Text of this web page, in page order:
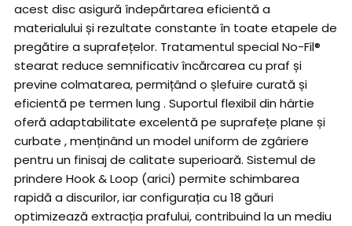
acest disc asigură îndepărtarea eficientă a
materialului și rezultate constante în toate etapele de
pregătire a suprafețelor. Tratamentul special No-Fil®
stearat reduce semnificativ încărcarea cu praf și
previne colmatarea, permițând o șlefuire curată și
eficientă pe termen lung . Suportul flexibil din hârtie
oferă adaptabilitate excelentă pe suprafețe plane și
curbate , menținând un model uniform de zgâriere
pentru un finisaj de calitate superioară. Sistemul de
prindere Hook & Loop (arici) permite schimbarea
rapidă a discurilor, iar configurația cu 18 găuri
optimizează extracția prafului, contribuind la un mediu